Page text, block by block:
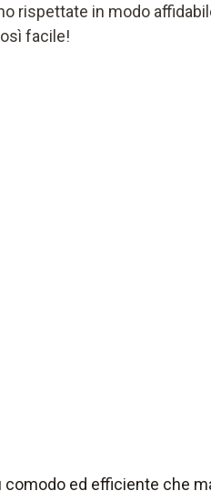
rispettate in modo
facile!
ed efficiente che